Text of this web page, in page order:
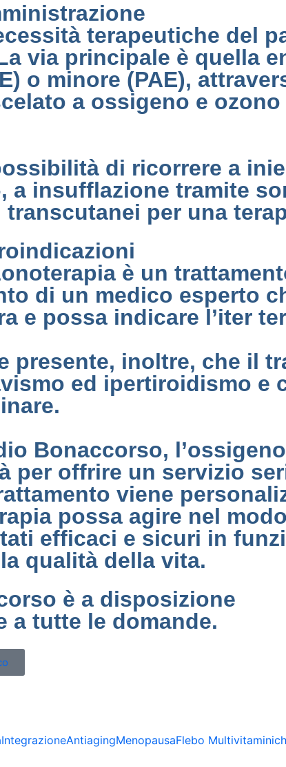
terapeutiche del
via principale è quella
o minore (PAE),
a ossigeno e
di ricorrere a
a insufflazione tramite
per una
è un
di un medico esperto
e possa indicare l’iter
presente, inoltre, che il
ed ipertiroidismo e
Bonaccorso,
per offrire un servizio
viene
possa agire nel
efficaci e sicuri in
qualità della vita.
è a disposizione
a tutte le domande.
IntegrazioneAntiagingMenopausaFlebo